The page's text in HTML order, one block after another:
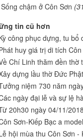
Sống chậm ở Côn Sơn
tin cũ hơn
công phục dựng, tu bổ
huy giá trị di tích
Chí Linh thăm đền thờ
dựng lầu thờ Đức
niệm 730 năm
ngày đại lễ và sự lệ
20h30 ngày 04/11/
Sơn-Kiếp Bạc a
hội mùa thu Côn Sơn